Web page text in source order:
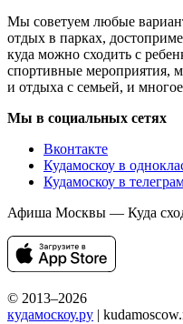
Мы советуем любые
отдых в парках,
куда можно сходить с
спортивные мероприятия,
и отдыха с семьей, и
Мы в социальных сетях
Вконтакте
Кудамоскоу в
Кудамоскоу в
Афиша Москвы — Куда
© 2013–2026
кудамоскоу.ру |